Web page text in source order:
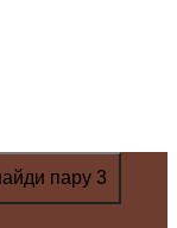
пару 3